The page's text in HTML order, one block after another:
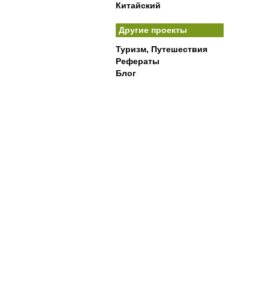
Китайский
Другие проекты
Туризм, Путешествия
Рефераты
Блог